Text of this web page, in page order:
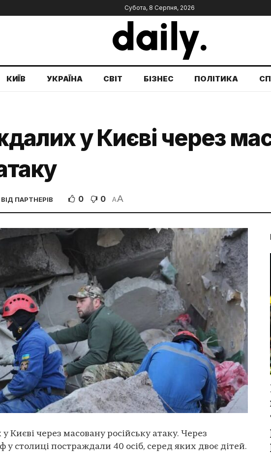
Субота, 8 Серпня, 2026
КИЇВ УКРАЇНА СВІТ БІЗНЕС ПОЛІТИКА
у Києві через
ПАРТНЕРІВ 0 0 AA
Києві через масовану російську атаку. Через
у столиці постраждали 40 осіб, серед яких двоє дітей.